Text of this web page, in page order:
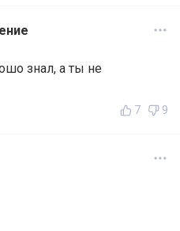
знал, а ты не
7 9